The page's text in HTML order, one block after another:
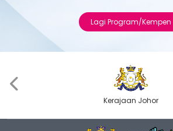
Lagi Program/Kempen
Kerajaan Johor